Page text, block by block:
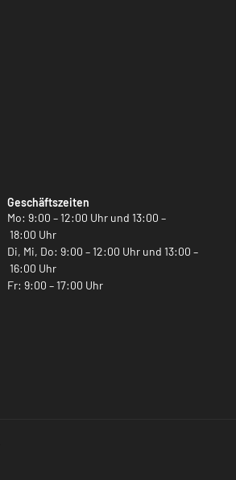
Geschäftszeiten
Mo: 9:00 – 12:00 Uhr und 13:00 –
18:00 Uhr
Di, Mi, Do: 9:00 – 12:00 Uhr und 13:00 –
16:00 Uhr
Fr: 9:00 – 17:00 Uhr